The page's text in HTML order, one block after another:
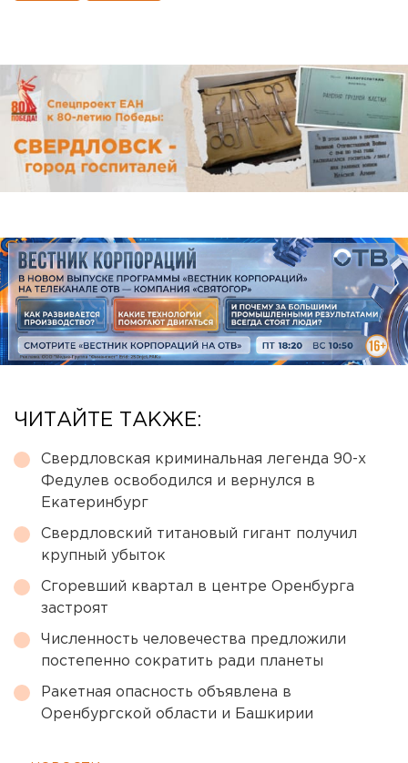
ЧИТАЙТЕ ТАКЖЕ:
Свердловская криминальная легенда 90-х
Федулев освободился и вернулся в
Екатеринбург
Свердловский титановый гигант получил
крупный убыток
Сгоревший квартал в центре Оренбурга
застроят
Численность человечества предложили
постепенно сократить ради планеты
Ракетная опасность объявлена в
Оренбургской области и Башкирии